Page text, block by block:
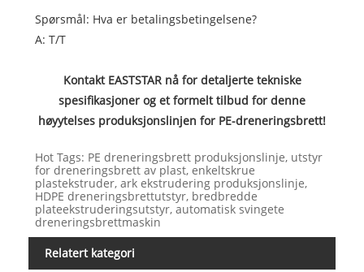
Spørsmål: Hva er betalingsbetingelsene?
A: T/T
Kontakt EASTSTAR nå for detaljerte tekniske
spesifikasjoner og et formelt tilbud for denne
høyytelses produksjonslinjen for PE-dreneringsbrett!
Hot Tags: PE dreneringsbrett produksjonslinje, utstyr
for dreneringsbrett av plast, enkeltskrue
plastekstruder, ark ekstrudering produksjonslinje,
HDPE dreneringsbrettutstyr, bredbredde
plateekstruderingsutstyr, automatisk svingete
dreneringsbrettmaskin
Relatert kategori